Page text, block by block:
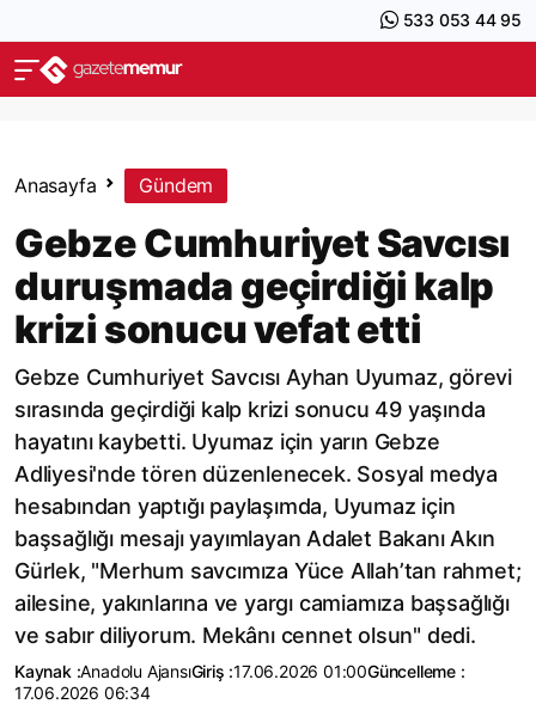
533 053 44 95
Anasayfa Gündem
Gebze Cumhuriyet Savcısı
duruşmada geçirdiği kalp
krizi sonucu vefat etti
Gebze Cumhuriyet Savcısı Ayhan Uyumaz, görevi
sırasında geçirdiği kalp krizi sonucu 49 yaşında
hayatını kaybetti. Uyumaz için yarın Gebze
Adliyesi'nde tören düzenlenecek. Sosyal medya
hesabından yaptığı paylaşımda, Uyumaz için
başsağlığı mesajı yayımlayan Adalet Bakanı Akın
Gürlek, "Merhum savcımıza Yüce Allah’tan rahmet;
ailesine, yakınlarına ve yargı camiamıza başsağlığı
ve sabır diliyorum. Mekânı cennet olsun" dedi.
Kaynak :Anadolu AjansıGiriş :17.06.2026 01:00Güncelleme :
17.06.2026 06:34